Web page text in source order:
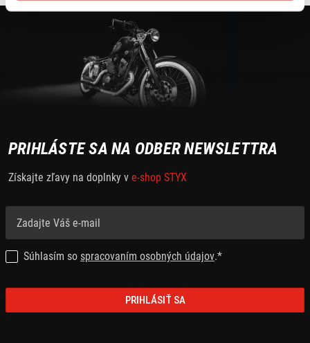
PRIHLÁSTE SA NA ODBER NEWSLETTRA
Získajte zľavy na doplnky v e-shop STYX
Súhlasím so spracovaním osobných údajov.*
PRIHLÁSIŤ SA